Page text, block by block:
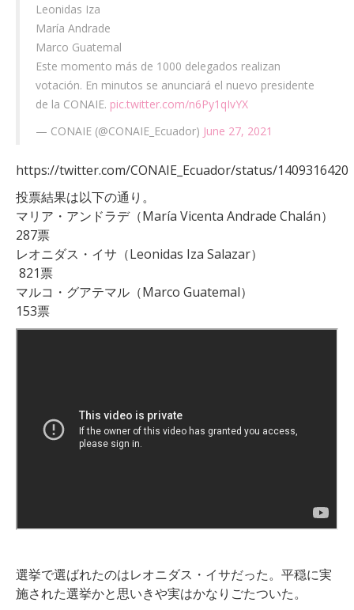
Leonidas Iza
María Andrade
Marco Guatemal
Este momento más de 1000 delegados realizan
votación. En minutos se anunciará el nuevo presidente
de la CONAIE. pic.twitter.com/n6Py1qIvYX
— CONAIE (@CONAIE_Ecuador) June 27, 2021
https://twitter.com/CONAIE_Ecuador/status/
投票結果は以下の通り。
マリア・アンドラデ（María Vicenta Andrade Chalán）
287票
レオニダス・イサ（Leonidas Iza Salazar）
821票
マルコ・グアテマル（Marco Guatemal）
153票
選挙で選ばれたのはレオニダス・イサだった。平穏に実
施された選挙かと思いきや実はかなりごたついた。